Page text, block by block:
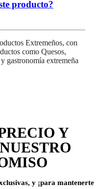
producto?
Extremeños, con
como Quesos,
gastronomía extremeña
Y
y ¡para mantenerte